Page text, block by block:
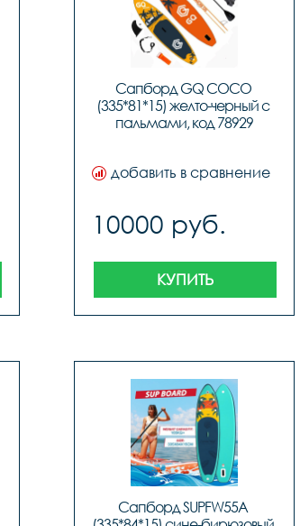
Сапборд GQ COCO
(335*81*15) желто-черный с
пальмами, код 78929
добавить в сравнение
10000 руб.
КУПИТЬ
Сапборд SUPFW55A